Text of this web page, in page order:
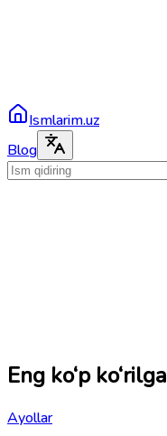
Ismlarim.uz
Blog
Eng ko‘p
Ayollar